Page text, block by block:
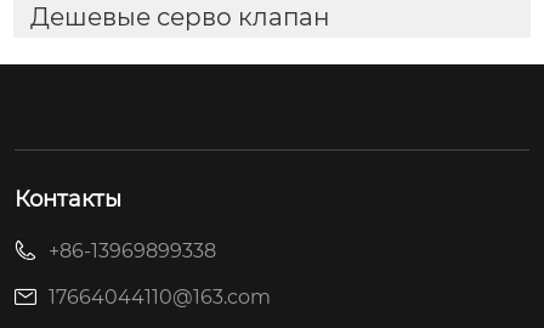
Дешевые серво клапан
Контакты
+86-13969899338
17664044110@163.com